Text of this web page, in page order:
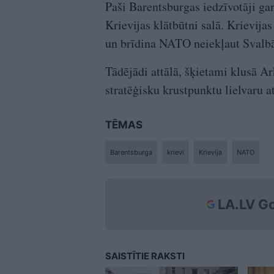
Paši Barentsburgas iedzīvotāji
Krievijas klātbūtni salā. Krievijas
un brīdina NATO neiekļaut
Tādējādi attālā, šķietami klusā
stratēģisku krustpunktu lielvaru
TĒMAS
Barentsburga krievi Krievija NATO
LA.LV
SAISTĪTIE RAKSTI